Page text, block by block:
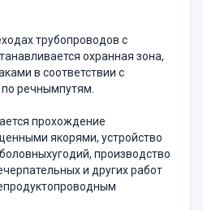
трубопроводов с
охранная зона,
в соответствии с
речнымпутям.
прохождение
якорями, устройство
производство
и других работ